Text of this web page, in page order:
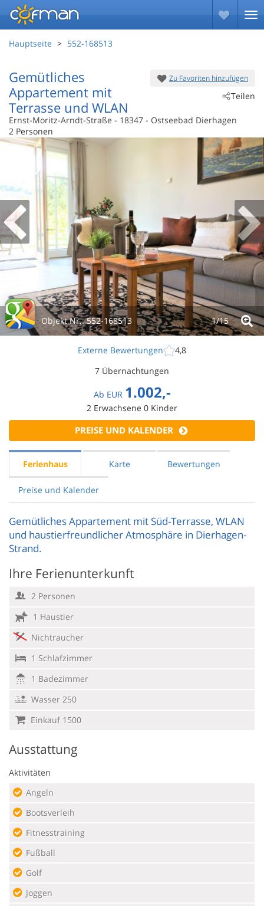
Hauptseite 552-168513
Zu Favoriten hinzufügen
Teilen
Gemütliches
Appartement mit
Terrasse und WLAN
Ernst-Moritz-Arndt-Straße - 18347 - Ostseebad Dierhagen
2 Personen
Objekt Nr.:552-168513 1/15
Externe Bewertungen
4,8
7 Übernachtungen
Ab EUR 1.002,-
2 Erwachsene 0 Kinder
PREISE UND KALENDER
Ferienhaus Karte Bewertungen
Preise und Kalender
Gemütliches Appartement mit Süd-Terrasse, WLAN
und haustierfreundlicher Atmosphäre in Dierhagen-
Strand.
Ihre Ferienunterkunft
2 Personen
1 Haustier
Nichtraucher
1 Schlafzimmer
1 Badezimmer
Wasser 250
Einkauf 1500
Ausstattung
Aktivitäten
Angeln
Bootsverleih
Fitnesstraining
Fußball
Golf
Joggen